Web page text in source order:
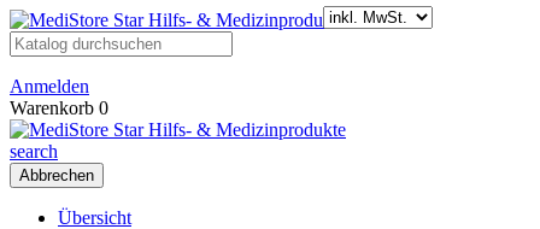
Anmelden
Warenkorb 0
search
Abbrechen
Übersicht